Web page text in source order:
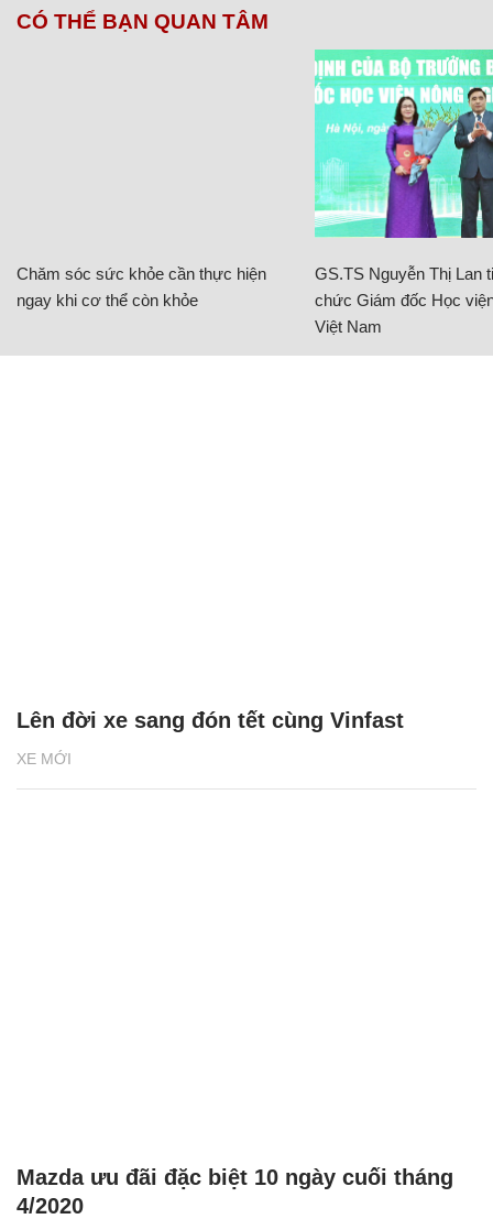
CÓ THỂ BẠN QUAN TÂM
Chăm sóc sức khỏe cần thực hiện
ngay khi cơ thể còn khỏe
GS.TS Nguyễn Thị Lan
chức Giám đốc Học
Việt Nam
XE MỚI
Lên đời xe sang đón tết cùng Vinfast
Mazda ưu đãi đặc biệt 10 ngày cuối tháng
4/2020